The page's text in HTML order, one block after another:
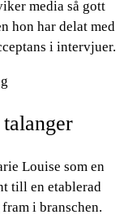
media så gott
hon har delat med
i intervjuer.
Louise som en
till en etablerad
i branschen.